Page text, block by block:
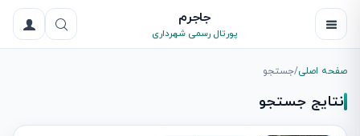
جاجرم
پورتال رسمی شهرداری
صفحه اصلی/جستجو
نتایج جستجو